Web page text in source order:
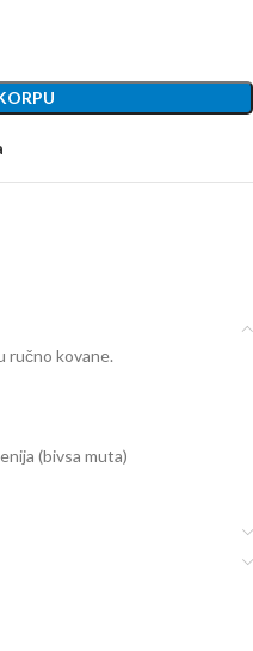
ručno kovane.
(bivsa muta)